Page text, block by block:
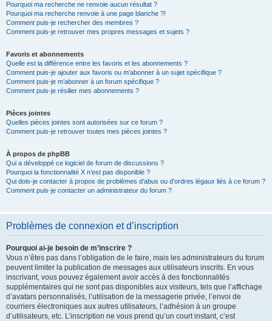
Pourquoi ma recherche ne renvoie aucun résultat ?
Pourquoi ma recherche renvoie à une page blanche ?!
Comment puis-je rechercher des membres ?
Comment puis-je retrouver mes propres messages et sujets ?
Favoris et abonnements
Quelle est la différence entre les favoris et les abonnements ?
Comment puis-je ajouter aux favoris ou m’abonner à un sujet spécifique ?
Comment puis-je m’abonner à un forum spécifique ?
Comment puis-je résilier mes abonnements ?
Pièces jointes
Quelles pièces jointes sont autorisées sur ce forum ?
Comment puis-je retrouver toutes mes pièces jointes ?
À propos de phpBB
Qui a développé ce logiciel de forum de discussions ?
Pourquoi la fonctionnalité X n’est pas disponible ?
Qui dois-je contacter à propos de problèmes d’abus ou d’ordres légaux liés à ce forum ?
Comment puis-je contacter un administrateur du forum ?
Problèmes de connexion et d’inscription
Pourquoi ai-je besoin de m’inscrire ?
Vous n’êtes pas dans l’obligation de le faire, mais les administrateurs du forum
peuvent limiter la publication de messages aux utilisateurs inscrits. En vous
inscrivant, vous pouvez également avoir accès à des fonctionnalités
supplémentaires qui ne sont pas disponibles aux visiteurs, tels que l’affichage
d’avatars personnalisés, l’utilisation de la messagerie privée, l’envoi de
courriers électroniques aux autres utilisateurs, l’adhésion à un groupe
d’utilisateurs, etc. L’inscription ne vous prend qu’un court instant, c’est